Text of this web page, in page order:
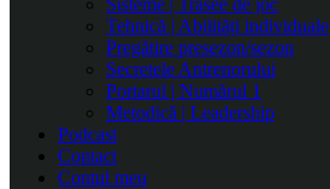
Sisteme | Trasee de joc
Tehnică | Abilități individuale
Pregătire presezon/sezon
Secretele Antrenorului
Portarul | Numărul 1
Metodică | Leadership
Podcast
Contact
Contul meu